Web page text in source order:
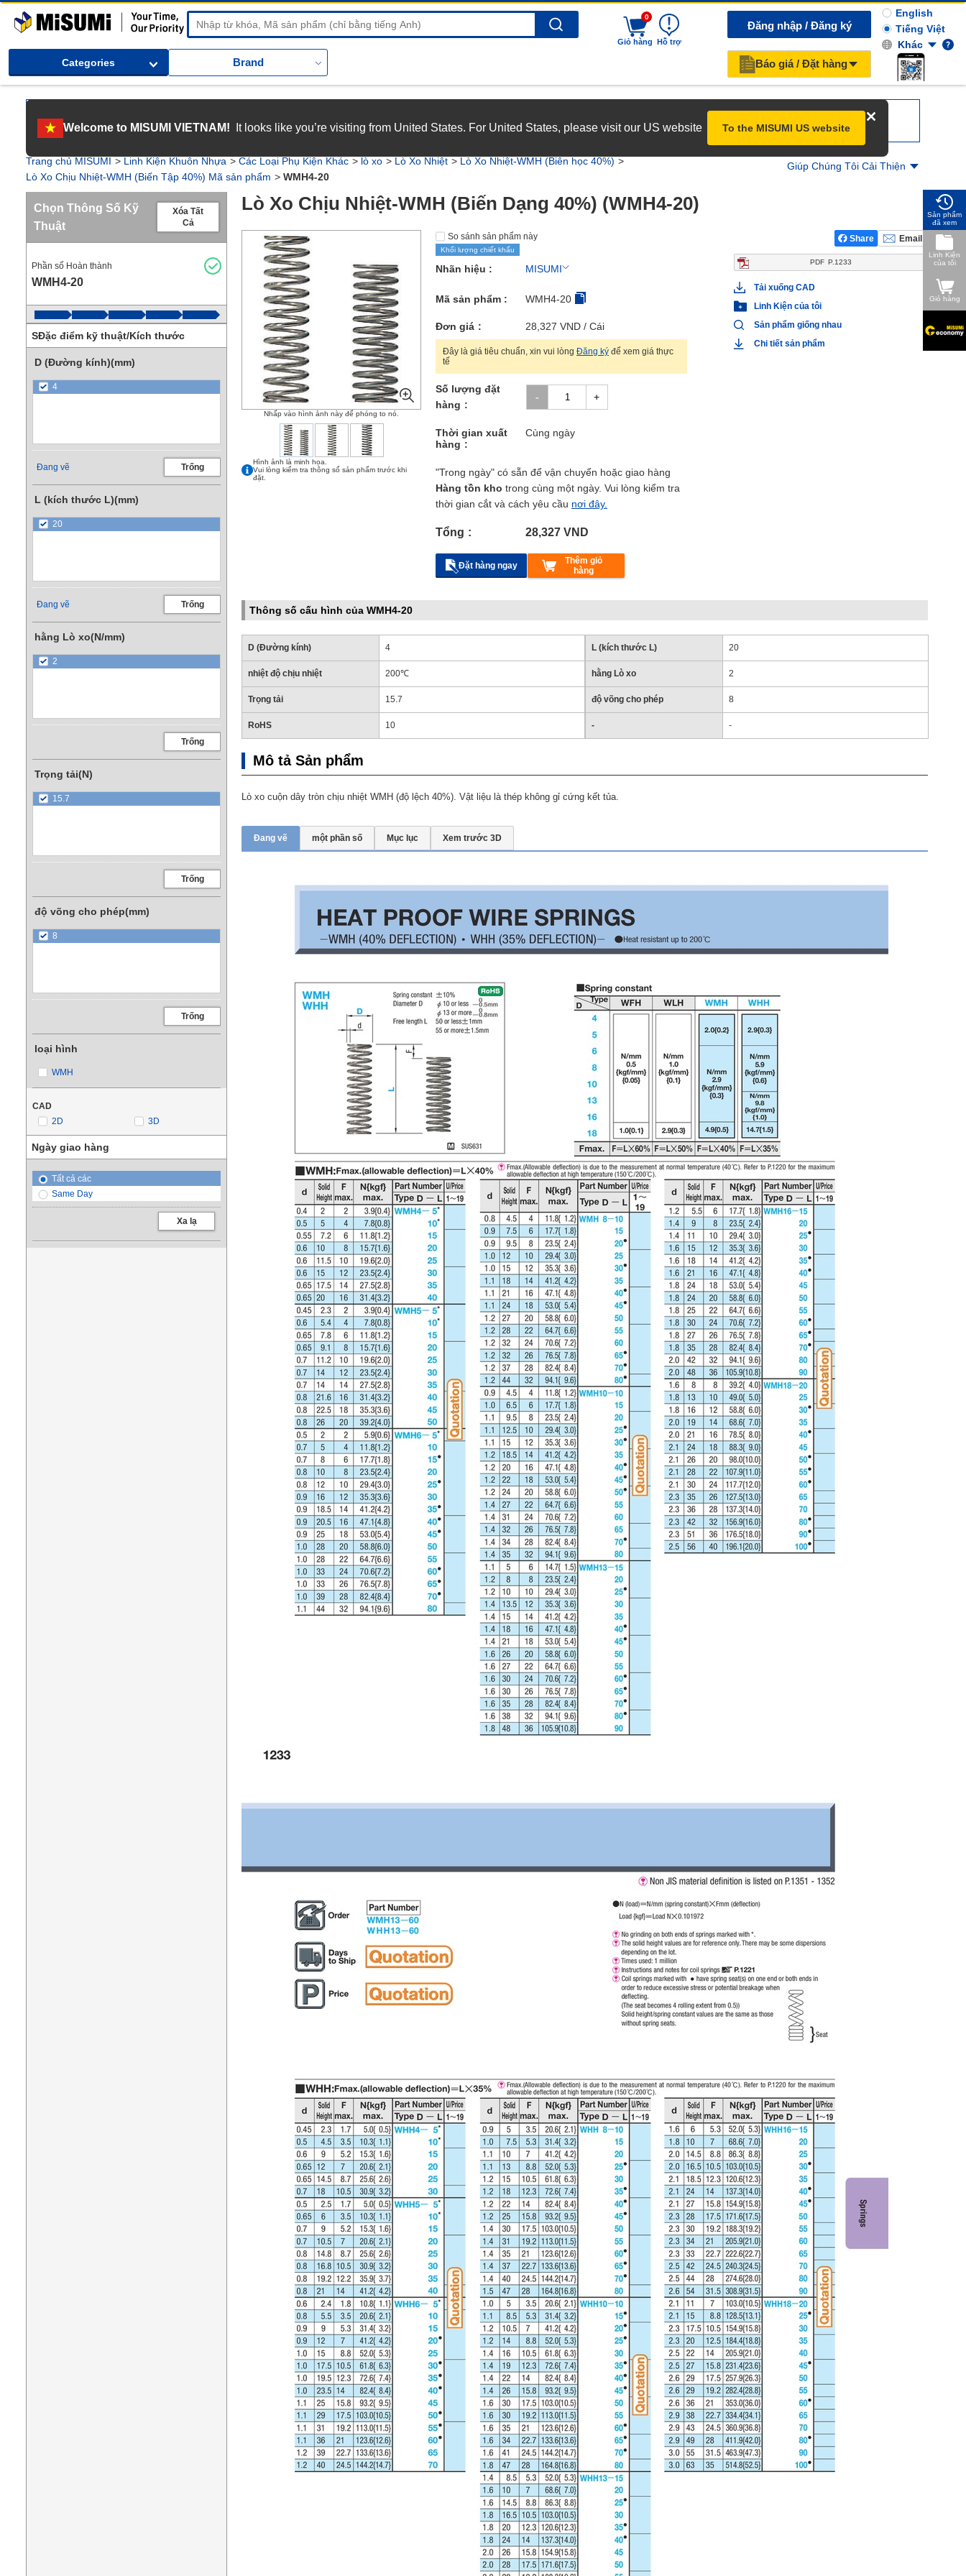
MiSUMi
Search
0
Giỏ hàng Hỗ trợ
Categories Brand
Đăng nhập / Đăng ký
Báo giá / Đặt hàng
English
Tiếng Việt
Khác
Welcome to MISUMI VIETNAM! It looks like you’re visiting from United States. For United States, please visit our US website To the MISUMI US website
[Recruitment] We're hiring! Grab your ultimate career opportunity & enjoy top-tier benefits at MISUMI Vietnam.See more
Trang chủ MISUMI Linh Kiện Khuôn Nhựa Các Loại Phụ Kiện Khác lò xo Lò Xo Nhiệt
Lò Xo Nhiệt-WMH (Biên học 40%)
Lò Xo Chịu Nhiệt-WMH (Biến Tập 40%) Mã sản phẩm
WMH4-20
Giúp Chúng Tôi Cải Thiện
Chọn Thông Số Kỹ
Thuật
Xóa Tất
Cả
Phần số Hoàn thành
WMH4-20
SĐặc điểm kỹ thuật/Kích thước
D (Đường kính)(mm)
4
Đang vẽ Trống
L (kích thước L)(mm)
20
Đang vẽ Trống
hằng Lò xo(N/mm)
2
Trống
Trọng tải(N)
15.7
Trống
độ võng cho phép(mm)
8
Trống
loại hình
WMH
CAD
2D
3D
Ngày giao hàng
Tất cả các
Same Day
Xa lạ
Lò Xo Chịu Nhiệt-WMH (Biến Dạng 40%) (WMH4-20)
Nhấp vào hình ảnh này để phóng to nó.
Hình ảnh là minh họa.
Vui lòng kiểm tra thông số sản phẩm trước khi
đặt.
So sánh sản phẩm này
Khối lượng chiết khấu
Nhãn hiệu : MISUMI
Mã sản phẩm : WMH4-20
Đơn giá 28,327 VND / Cái
Đây là giá tiêu chuẩn, xin vui lòng Đăng ký để xem giá thực
tế
Số lượng đặt
hàng
Thời gian xuất
hàng
Cùng ngày
"Trong ngày" có sẵn để vận chuyển hoặc giao hàng
Hàng tồn kho trong cùng một ngày. Vui lòng kiểm tra
thời gian cắt và cách yêu cầu nơi đây.
Tổng 28,327 VND
Đặt hàng ngay
Thêm giỏ
hàng
Share Email
PDF P.1233
Tải xuống CAD
Linh Kiện của tôi
Sản phẩm giống nhau
Chi tiết sản phẩm
Thông số cấu hình của WMH4-20
D (Đường kính) 4 L (kích thước L) 20
nhiệt độ chịu nhiệt 200℃ hằng Lò xo 2
Trọng tải 15.7 độ võng cho phép 8
RoHS 10 - -
Mô tả Sản phẩm
Lò xo cuộn dây tròn chịu nhiệt WMH (độ lệch 40%). Vật liệu là thép không gỉ cứng kết tủa.
Đang vẽ một phần số Mục lục Xem trước 3D
Sản phẩm
đã xem
Linh Kiện
của tôi
Giỏ hàng